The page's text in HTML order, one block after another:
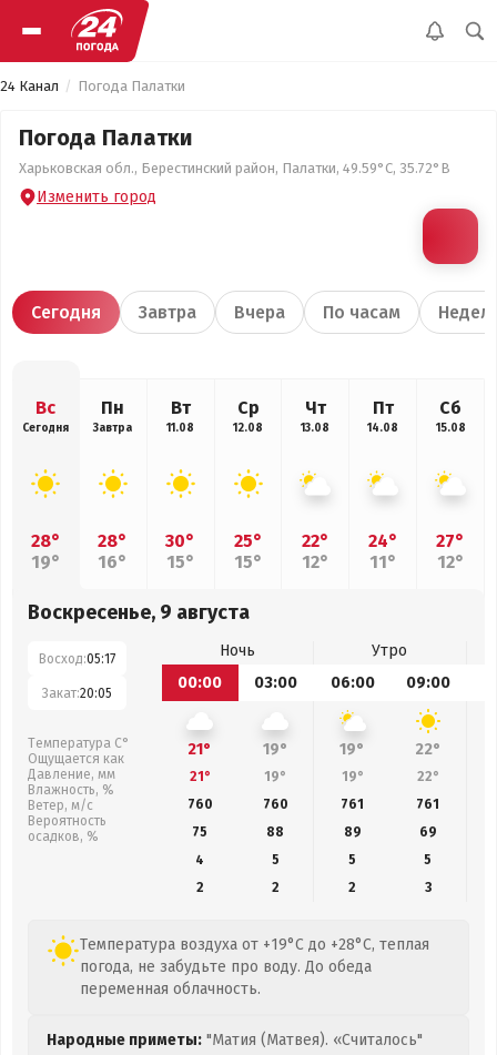
24 Канал Погода Палатки
Погода Палатки
Харьковская обл., Берестинский район, Палатки, 49.59°С, 35.72°В
Изменить город
Сегодня Завтра Вчера По часам
Вс
Сегодня
28°
19°
Пн
Завтра
28°
16°
Вт
11.08
30°
15°
Ср
12.08
25°
15°
Чт
13.08
22°
12°
Пт
14.08
24°
11°
Сб
15.08
27°
12°
Воскресенье, 9 августа
Восход:05:17
Закат:20:05
Температура С°
Ощущается как
Давление, мм
Влажность, %
Ветер, м/с
Вероятность
осадков, %
Ночь
Утро
00:00
03:00 06:00 09:00
21° 19° 19° 22°
21° 19° 19° 22°
760
760 761 761
75
88 89 69
4
5 5
5
2
2 2 3
Температура воздуха от +19°C до +28°C, теплая
погода, не забудьте про воду. До обеда
переменная облачность.
Народные приметы: "Матия (Матвея). «Считалось"